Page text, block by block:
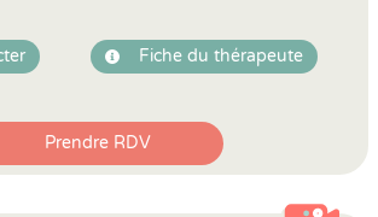
Fiche du thérapeute
Prendre RDV